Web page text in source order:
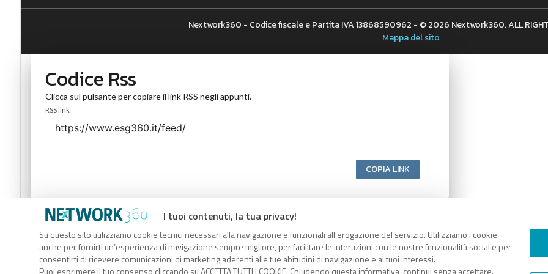
I tuoi contenuti, la tua privacy!
Su questo sito utilizziamo cookie tecnici necessari alla navigazione e funzionali all’erogazione del servizio. Utilizziamo i cookie
anche per fornirti un’esperienza di navigazione sempre migliore, per facilitare le interazioni con le nostre funzionalità social e per
consentirti di ricevere comunicazioni di marketing aderenti alle tue abitudini di navigazione e ai tuoi interessi.
Puoi esprimere il tuo consenso cliccando su ACCETTA TUTTI I COOKIE. Chiudendo questa informativa, continui senza accettare.
Nextwork360 - Codice fiscale e Partita IVA 13868590962 - © 2026 Nextwork360. ALL RIGHTS
Mappa del sito
Codice Rss
Clicca sul pulsante per copiare il link RSS negli appunti.
RSS link
COPIA LINK
Codice Rss
Clicca sul pulsante per copiare il link RSS negli appunti.
RSS link